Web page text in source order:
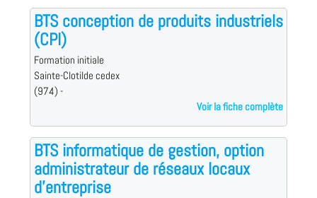
BTS conception de produits industriels
(CPI)
Formation initiale
Sainte-Clotilde cedex
(974) -
Voir la fiche complète
BTS informatique de gestion, option
administrateur de réseaux locaux
d'entreprise